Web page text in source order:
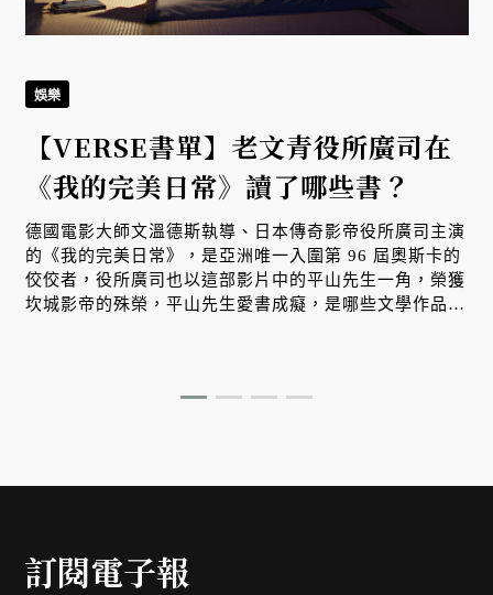
娛樂
【VERSE書單】老文青役所廣司在
《我的完美日常》讀了哪些書？
德國電影大師文溫德斯執導、日本傳奇影帝役所廣司主演
的《我的完美日常》，是亞洲唯一入圍第 96 屆奧斯卡的
佼佼者，役所廣司也以這部影片中的平山先生一角，榮獲
坎城影帝的殊榮，平山先生愛書成癡，是哪些文學作品塑
訂閱電子報